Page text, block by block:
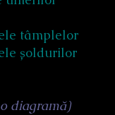
tâmplelor
șoldurilor
diagramă)